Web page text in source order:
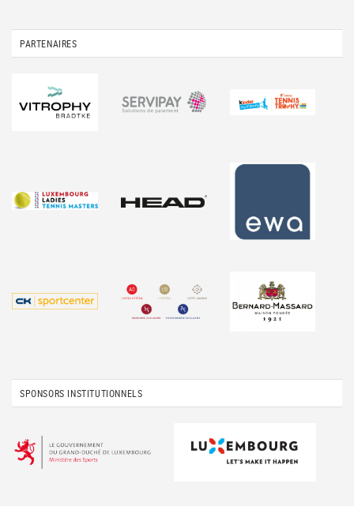
PARTENAIRES
SPONSORS INSTITUTIONNELS